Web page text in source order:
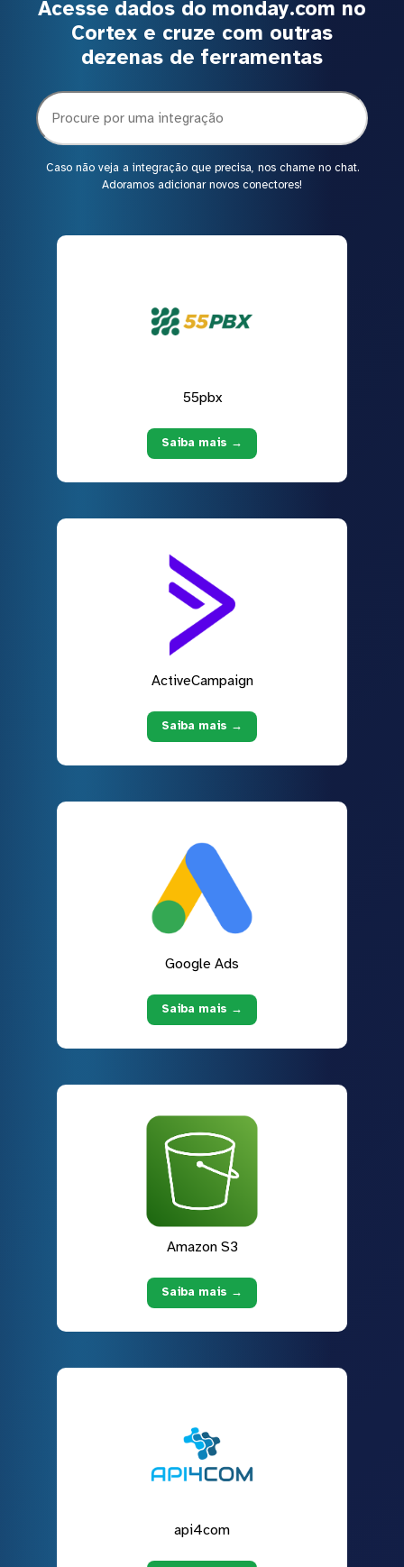
Acesse dados do monday.com no
Cortex e cruze com outras
dezenas de ferramentas
Caso não veja a integração que precisa, nos chame no chat.
Adoramos adicionar novos conectores!
55pbx
Saiba mais →
ActiveCampaign
Saiba mais →
Google Ads
Saiba mais →
Amazon S3
Saiba mais →
api4com